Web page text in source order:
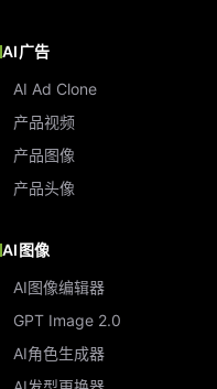
AI图像
AI图像编辑器
GPT Image 2.0
AI角色生成器
AI广告
AI Ad Clone
产品视频
产品图像
产品头像